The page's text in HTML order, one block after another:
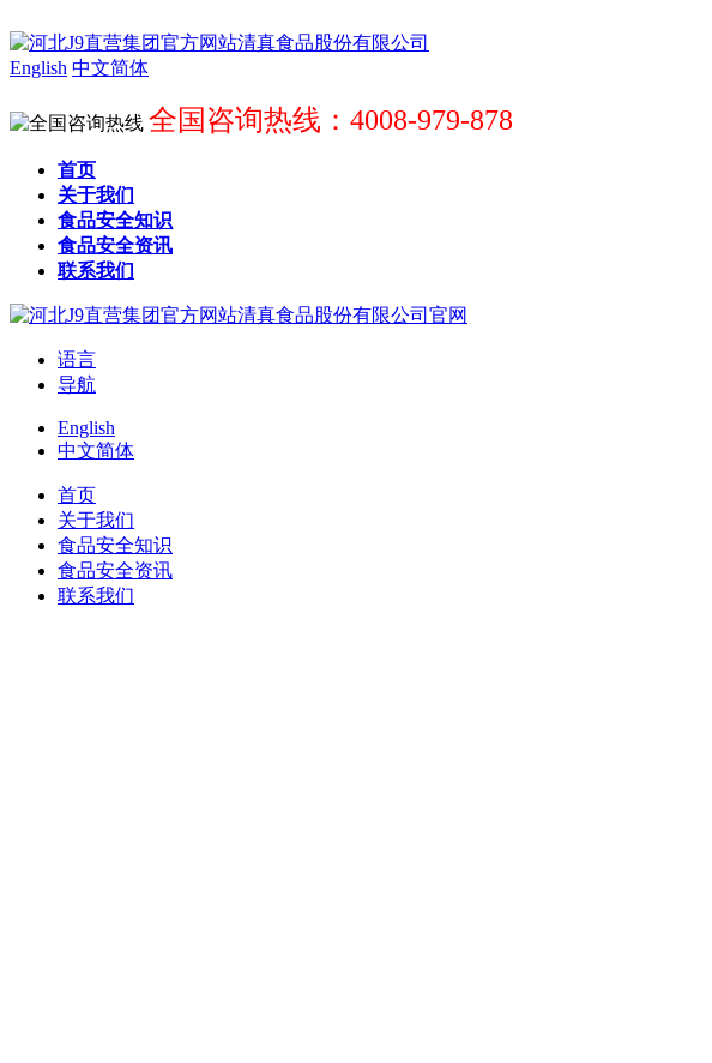
English 中文简体
全国咨询热线：4008-979-878
首页
关于我们
食品安全知识
食品安全资讯
联系我们
语言
导航
English
中文简体
首页
关于我们
食品安全知识
食品安全资讯
联系我们